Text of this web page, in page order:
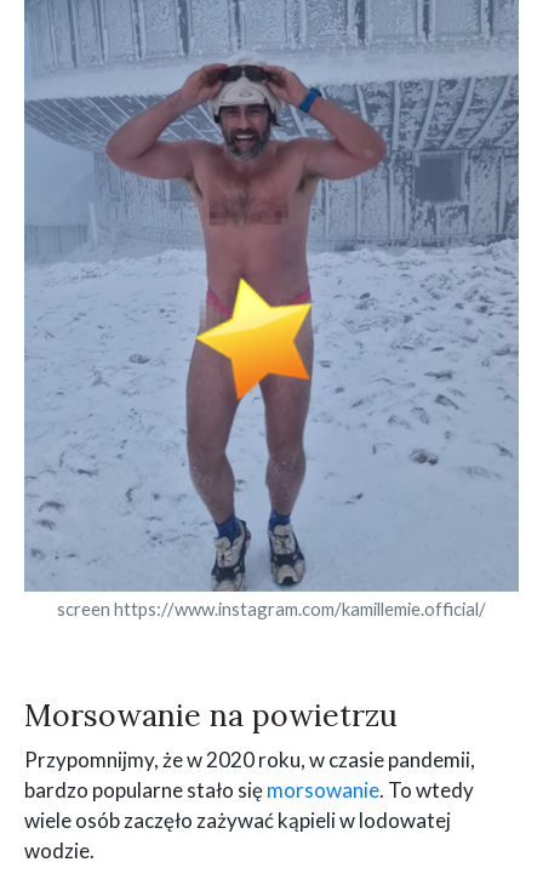
screen https://www.instagram.com/kamillemie.official/
Morsowanie na powietrzu
Przypomnijmy, że w 2020 roku, w czasie pandemii,
bardzo popularne stało sięmorsowanie. To wtedy
wiele osób zaczęło zażywać kąpieli w lodowatej
wodzie.